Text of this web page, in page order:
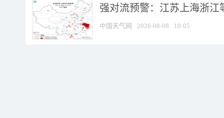
强对流预警：江苏上海浙江
中国天气网 2026-08-08 10:05